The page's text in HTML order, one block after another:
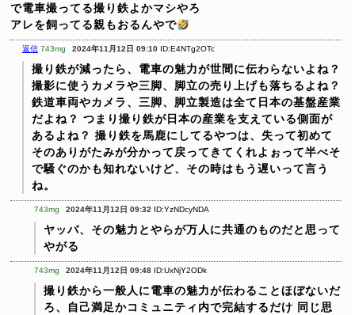
で電車撮ってる撮り鉄よかマシやろ
アレを飼ってる親もおるんやで
返信 743mg 2024年11月12日 09:10 ID:E4NTg2OTc
撮り鉄が減ったら、電車の魅力が世間に伝わらないよね？
撮影に使うカメラや三脚、脚立の売り上げも落ちるよね？
鉄道車両やカメラ、三脚、脚立製造は全て日本の基盤産業
だよね？ つまり撮り鉄が日本の産業を支えている側面が
あるよね？ 撮り鉄を馬鹿にしてるやつは、失って初めて
そのありがたみが分かって戻ってきてくれよぉって半べそ
で騒ぐのかも知れないけど、その時はもう遅いって言う
ね。
743mg 2024年11月12日 09:32 ID:YzNDcyNDA
ヤッバ、その魅力とやらが万人に共通のものだと思って
やがる
743mg 2024年11月12日 09:48 ID:UxNjY2ODk
撮り鉄から一般人に電車の魅力が伝わることほぼないだ
ろ、自己満足かコミュニティ内で完結するだけ 同じ思